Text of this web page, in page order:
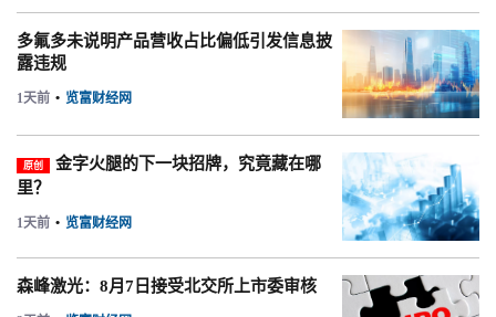
多氟多未说明产品营收占比偏低引发信息披
露违规
1天前 • 览富财经网
原创
金字火腿的下一块招牌，究竟藏在哪
里？
1天前 • 览富财经网
森峰激光：8月7日接受北交所上市委审核